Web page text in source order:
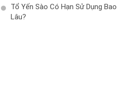
Tổ Yến Sào Có Hạn Sử Dụng Bao
Lâu?